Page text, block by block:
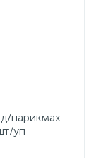
парикмах
уп